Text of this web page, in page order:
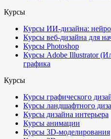
Курсы
Курсы ИИ-дизайна:
Курсы веб-дизайна для
Курсы Photoshop
Курсы Adobe Illustrator
графика
Курсы
Курсы графического
Курсы ландшафтного
Курсы дизайна интерьера
Курсы анимации
Курсы 3D-моделирования